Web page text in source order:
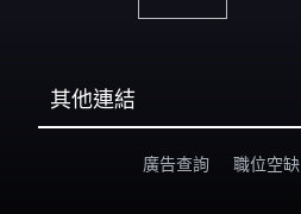
其他連結
廣告查詢 職位空缺